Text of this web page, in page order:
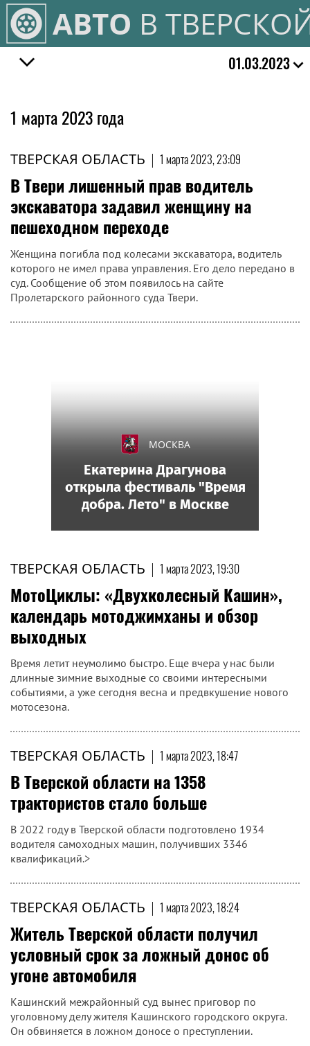
АВТО В
01.03.2023
1 марта 2023 года
ТВЕРСКАЯ ОБЛАСТЬ | 1 марта 2023, 23:09
В Твери лишенный прав водитель
экскаватора задавил женщину на
пешеходном переходе
Женщина погибла под колесами экскаватора, водитель
которого не имел права управления. Его дело передано в
суд. Сообщение об этом появилось на сайте
Пролетарского районного суда Твери.
ТВЕРСКАЯ ОБЛАСТЬ | 1 марта 2023, 19:30
МотоЦиклы: «Двухколесный Кашин»,
календарь мотоджимханы и обзор
выходных
Время летит неумолимо быстро. Еще вчера у нас были
длинные зимние выходные со своими интересными
событиями, а уже сегодня весна и предвкушение нового
мотосезона.
ТВЕРСКАЯ ОБЛАСТЬ | 1 марта 2023, 18:47
В Тверской области на 1358
трактористов стало больше
В 2022 году в Тверской области подготовлено 1934
водителя самоходных машин, получивших 3346
квалификаций.>
ТВЕРСКАЯ ОБЛАСТЬ | 1 марта 2023, 18:24
Житель Тверской области получил
условный срок за ложный донос об
угоне автомобиля
Кашинский межрайонный суд вынес приговор по
уголовному делу жителя Кашинского городского округа.
Он обвиняется в ложном доносе о преступлении.
МОСКВА
Екатерина Драгунова
открыла фестиваль "Время
добра. Лето" в Москве